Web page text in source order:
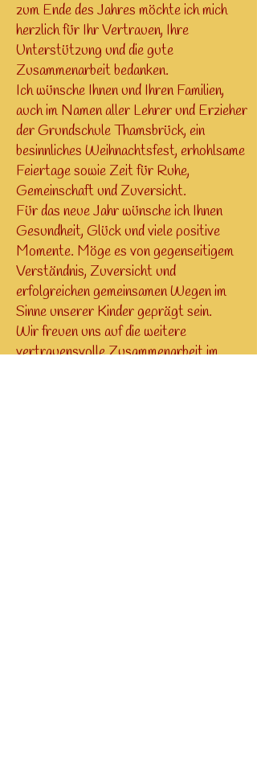
zum Ende des Jahres möchte ich mich
herzlich für Ihr Vertrauen, Ihre
Unterstützung und die gute
Zusammenarbeit bedanken.
Ich wünsche Ihnen und Ihren Familien,
auch im Namen aller Lehrer und Erzieher
der Grundschule Thamsbrück, ein
besinnliches Weihnachtsfest, erhohlsame
Feiertage sowie Zeit für Ruhe,
Gemeinschaft und Zuversicht.
Für das neue Jahr wünsche ich Ihnen
Gesundheit, Glück und viele positive
Momente. Möge es von gegenseitigem
Verständnis, Zuversicht und
erfolgreichen gemeinsamen Wegen im
Sinne unserer Kinder geprägt sein.
Wir freuen uns auf die weitere
vertrauensvolle Zusammenarbeit im